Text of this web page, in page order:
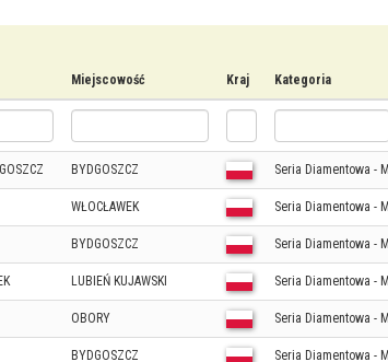
Miejscowość Kraj Kategoria
BYDGOSZCZ Seria Diamentowa - M
WŁOCŁAWEK Seria Diamentowa - M
BYDGOSZCZ Seria Diamentowa - M
LUBIEŃ KUJAWSKI Seria Diamentowa - M
OBORY Seria Diamentowa - M
BYDGOSZCZ Seria Diamentowa - M